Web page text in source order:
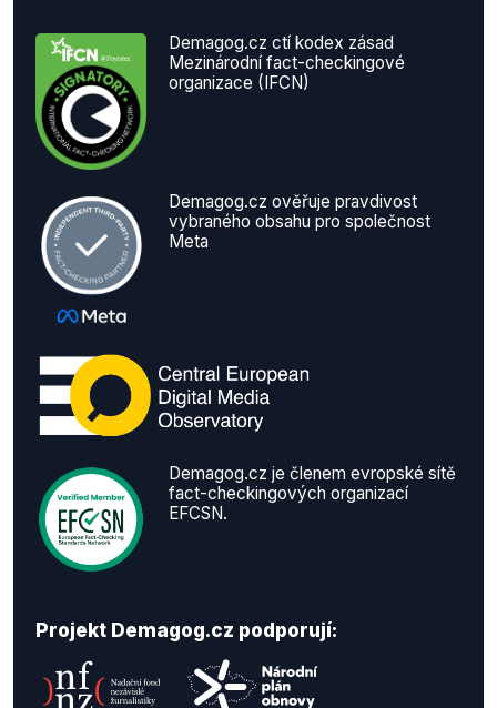
Demagog.cz ctí kodex zásad
Mezinárodní fact-checkingové
organizace (IFCN)
Demagog.cz ověřuje pravdivost
vybraného obsahu pro společnost
Meta
Demagog.cz je členem evropské sítě
fact-checkingových organizací
EFCSN.
Projekt Demagog.cz podporují: